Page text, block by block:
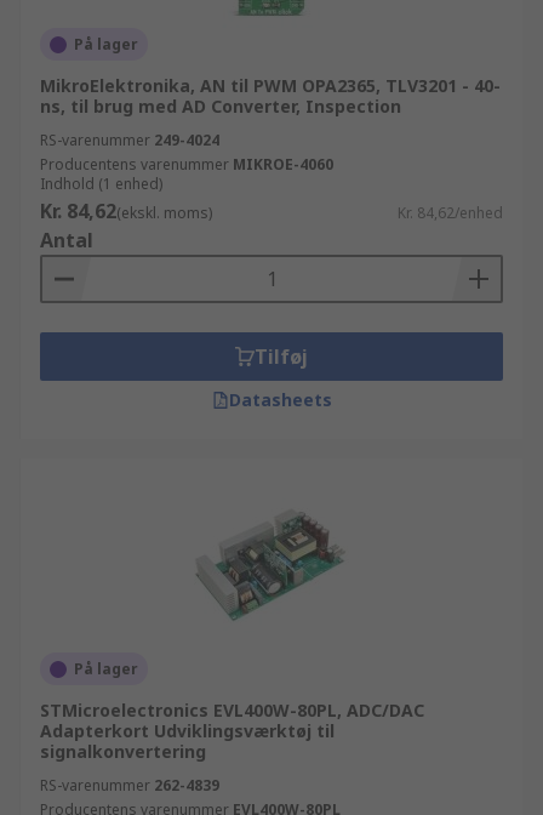
På lager
MikroElektronika, AN til PWM OPA2365, TLV3201 - 40-
ns, til brug med AD Converter, Inspection
RS-varenummer 249-4024
Producentens varenummer MIKROE-4060
Indhold (1 enhed)
Kr. 84,62(ekskl. moms) Kr. 84,62/enhed
Antal
Tilføj
Datasheets
På lager
STMicroelectronics EVL400W-80PL, ADC/DAC
Adapterkort Udviklingsværktøj til
signalkonvertering
RS-varenummer 262-4839
Producentens varenummer EVL400W-80PL